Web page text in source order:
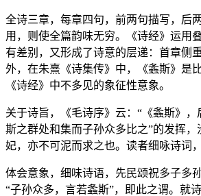
全诗三章，每章四句，前两句描写，后
用，则使全篇韵味无穷。《诗经》运用
有差别，又形成了诗意的层递：首章侧
外，在朱熹《诗集传》中，《螽斯》是
《诗经》中不多见的象征性意象。
关于诗旨，《毛诗序》云：“《螽斯》
斯之群处和集而子孙众多比之”的发挥
妃，亦不可泥而求之也。读者细咏诗词
体会意象，细味诗语，先民颂祝多子多
“子孙众多，言若螽斯”，即此之谓。就